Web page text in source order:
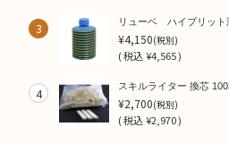
3 リューベ ハイブリッ
¥4,150(税別)
(税込¥4,565 )
4 スキルライター 換芯 100
¥2,700(税別)
(税込¥2,970 )